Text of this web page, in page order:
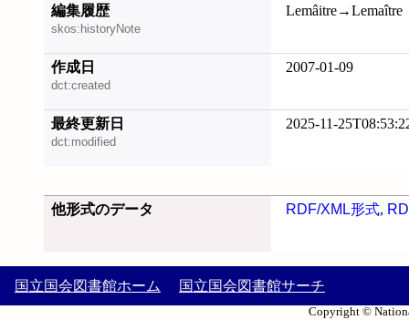
編集履歴
skos:historyNote
Lemâitre→Lemaître
作成日
dct:created
2007-01-09
最終更新日
dct:modified
2025-11-
他形式のデータ RDF/XML形式,
国立国会図書館ホーム 国立国会図書館サーチ
Copyright ©